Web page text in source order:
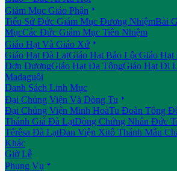
Giám Mục Giáo Phận 
Tiểu Sử Đức Giám Mục Đương NhiệmBài
MụcCác Đức Giám Mục Tiền Nhiệm
Giáo Hạt Và Giáo Xứ 
Giáo Hạt Đà LạtGiáo Hạt Bảo LộcGiáo
Đơn DươngGiáo Hạt Đạ TôngGiáo Hạt Di
Madaguôi
Danh Sách Linh Mục
Đại Chủng Viện Và Dòng Tu 
Đại Chủng Viện Minh HoàTu Đoàn Tông
Thánh Giá Đà LạtDòng Chứng Nhân Đức
Têrêsa Đà LạtĐan Viện Xitô Thánh Mẫu
Khác
Giờ Lễ
Phụng Vụ 